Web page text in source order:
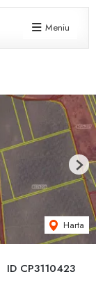
Meniu
ID CP3110423
Harta
Next